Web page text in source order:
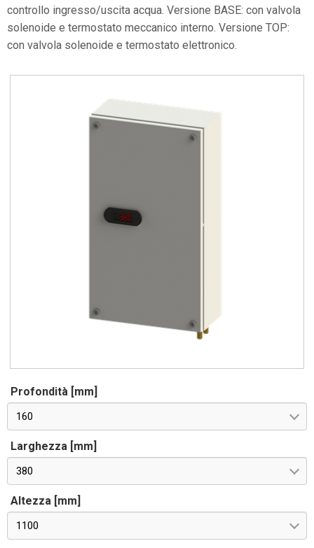
controllo ingresso/uscita acqua. Versione BASE: con valvola
solenoide e termostato meccanico interno. Versione TOP:
con valvola solenoide e termostato elettronico.
Profondità [mm]
160
Larghezza [mm]
380
Altezza [mm]
1100